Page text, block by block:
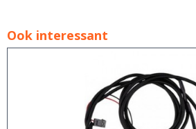
Ook interessant